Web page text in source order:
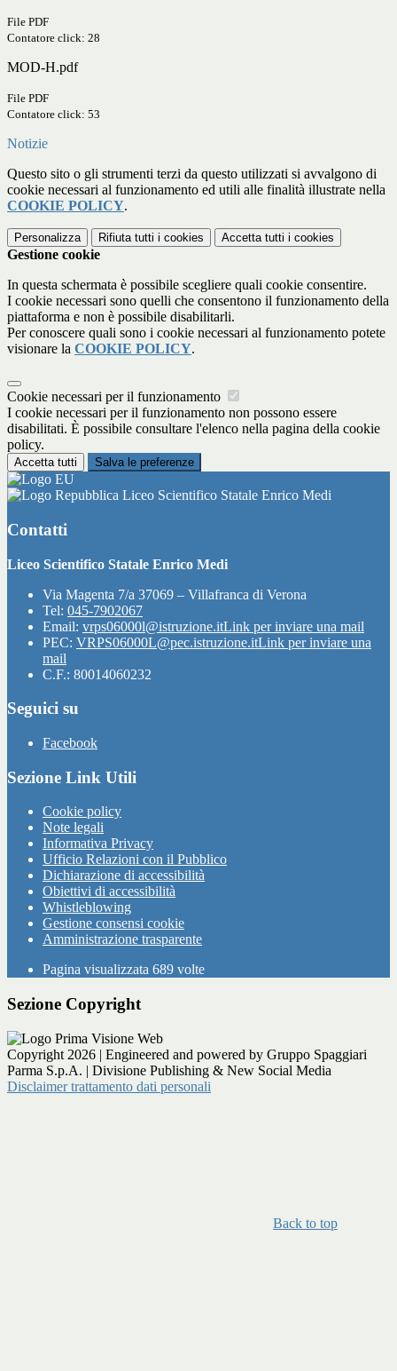
File PDF
Contatore click: 28
MOD-H.pdf
File PDF
Contatore click: 53
Notizie
Questo sito o gli strumenti terzi da questo utilizzati si avvalgono di
cookie necessari al funzionamento ed utili alle finalità illustrate nella
COOKIE POLICY.
Personalizza Rifiuta tutti i cookies Accetta tutti i cookies
Gestione cookie
In questa schermata è possibile scegliere quali cookie consentire.
I cookie necessari sono quelli che consentono il funzionamento della
piattaforma e non è possibile disabilitarli.
Per conoscere quali sono i cookie necessari al funzionamento potete
visionare la COOKIE POLICY.
Cookie necessari per il funzionamento
I cookie necessari per il funzionamento non possono essere
disabilitati. È possibile consultare l'elenco nella pagina della cookie
policy.
Accetta tutti Salva le preferenze
Liceo Scientifico Statale Enrico Medi
Contatti
Liceo Scientifico Statale Enrico Medi
Via Magenta 7/a 37069 – Villafranca di Verona
Tel: 045-7902067
Email: vrps06000l@istruzione.itLink per inviare una mail
PEC: VRPS06000L@pec.istruzione.itLink per inviare una
mail
C.F.: 80014060232
Seguici su
Facebook
Sezione Link Utili
Cookie policy
Note legali
Informativa Privacy
Ufficio Relazioni con il Pubblico
Dichiarazione di accessibilità
Obiettivi di accessibilità
Whistleblowing
Gestione consensi cookie
Amministrazione trasparente
Pagina visualizzata 689 volte
Sezione Copyright
Copyright 2026 | Engineered and powered by Gruppo Spaggiari
Parma S.p.A. | Divisione Publishing & New Social Media
Disclaimer trattamento dati personali
Back to top